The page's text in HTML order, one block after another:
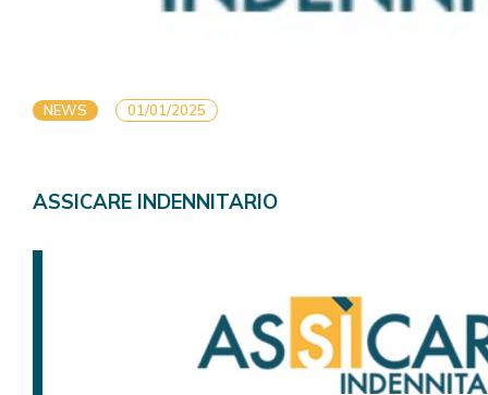
NEWS 01/01/2025
ASSICARE INDENNITARIO